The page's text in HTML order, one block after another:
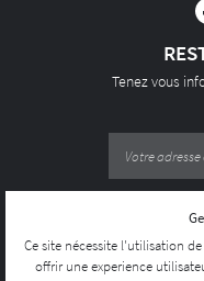
Tenez vous
Ce site nécessite l'utilisation
offrir une experience